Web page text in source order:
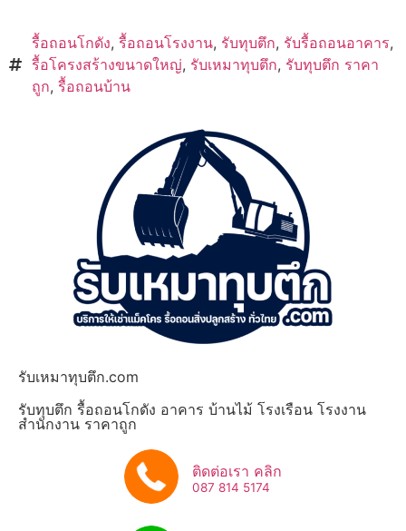
รื้อถอนโกดัง, รื้อถอนโรงงาน, รับทุบตึก, รับรื้อถอนอาคาร,
รื้อโครงสร้างขนาดใหญ่, รับเหมาทุบตึก, รับทุบตึก ราคา
ถูก, รื้อถอนบ้าน
รับเหมาทุบตึก.com
รับทุบตึก รื้อถอนโกดัง อาคาร บ้านไม้ โรงเรือน โรงงาน
สำนักงาน ราคาถูก
ติดต่อเรา คลิก
087 814 5174